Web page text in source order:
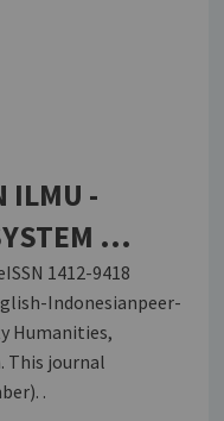
ILMU -
...
1412-9418
Indonesianpeer-
Humanities,
This journal
.